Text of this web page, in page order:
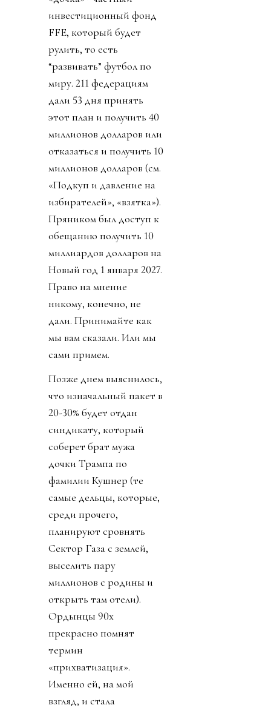
инвестиционный фонд
FFE, который будет
рулить, то есть
“развивать” футбол по
миру. 211 федерациям
дали 53 дня принять
этот план и получить 40
миллионов долларов или
отказаться и получить 10
миллионов долларов (см.
«Подкуп и давление на
избирателей», «взятка»).
Пряником был доступ к
обещанию получить 10
миллиардов долларов на
Новый год 1 января 2027.
Право на мнение
никому, конечно, не
дали. Принимайте как
мы вам сказали. Или мы
сами примем.
Позже днем выяснилось,
что изначальный пакет в
20-30% будет отдан
синдикату, который
соберет брат мужа
дочки Трампа по
фамилии Кушнер (те
самые дельцы, которые,
среди прочего,
планируют сровнять
Сектор Газа с землей,
выселить пару
миллионов с родины и
открыть там отели).
Ордынцы 90х
прекрасно помнят
термин
«прихватизация».
Именно ей, на мой
взгляд, и стала